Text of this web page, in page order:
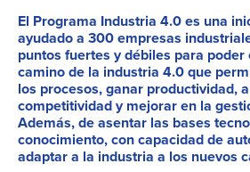
El Programa Industria 4.0 es una
ayudado a 300 empresas
puntos fuertes y débiles para
camino de la industria 4.0 que
los procesos, ganar productividad,
competitividad y mejorar en la
Además, de asentar las bases
conocimiento, con capacidad de
adaptar a la industria a los nuevos